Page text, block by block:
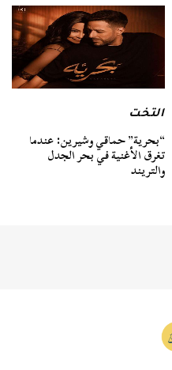
التخت
“بحرية” حماقي وشيرين: عندما
تغرق الأغنية في بحر الجدل
والتريند